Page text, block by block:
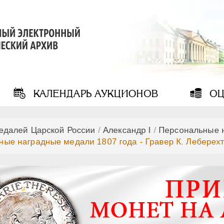
КАЛЕНДАРЬАУКЦИОНОВ
Царской России /Александр I / Персональные
наградные медали 1807 года - Гравер К.